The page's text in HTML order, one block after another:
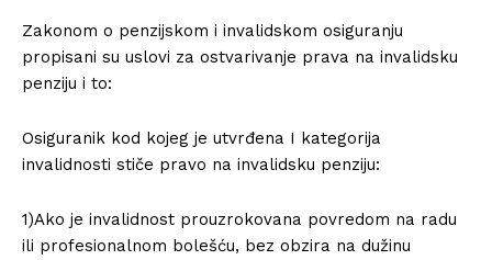
Zakonom o penzijskom i invalidskom osiguranju
propisani su uslovi za ostvarivanje prava na invalidsku
penziju i to:
Osiguranik kod kojeg je utvrđena I kategorija
invalidnosti stiče pravo na invalidsku penziju:
1)Ako je invalidnost prouzrokovana povredom na radu
ili profesionalnom bolešću, bez obzira na dužinu